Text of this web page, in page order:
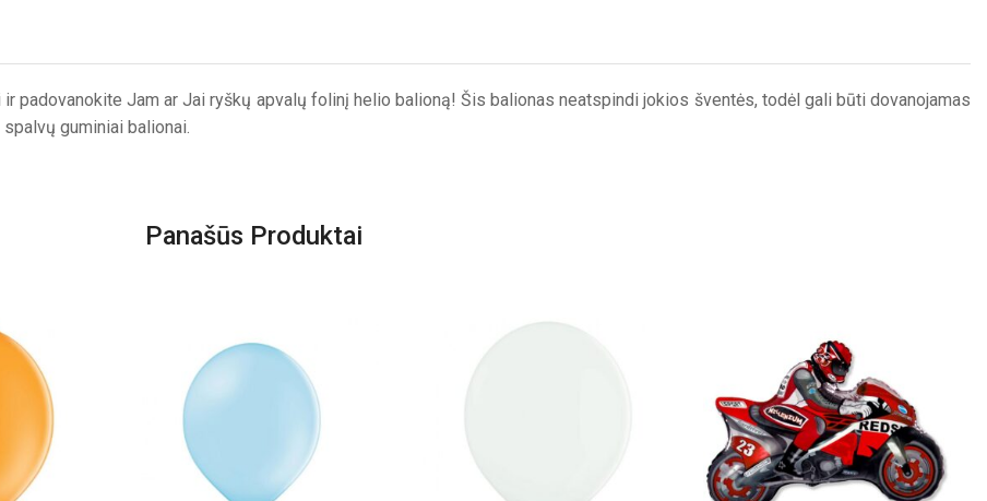
padovanokite Jam ar Jai ryškų apvalų folinį helio balioną! Šis balionas neatspindi jokios šventės, todėl gali būti dovanojamas
guminiai balionai.
Panašūs Produktai